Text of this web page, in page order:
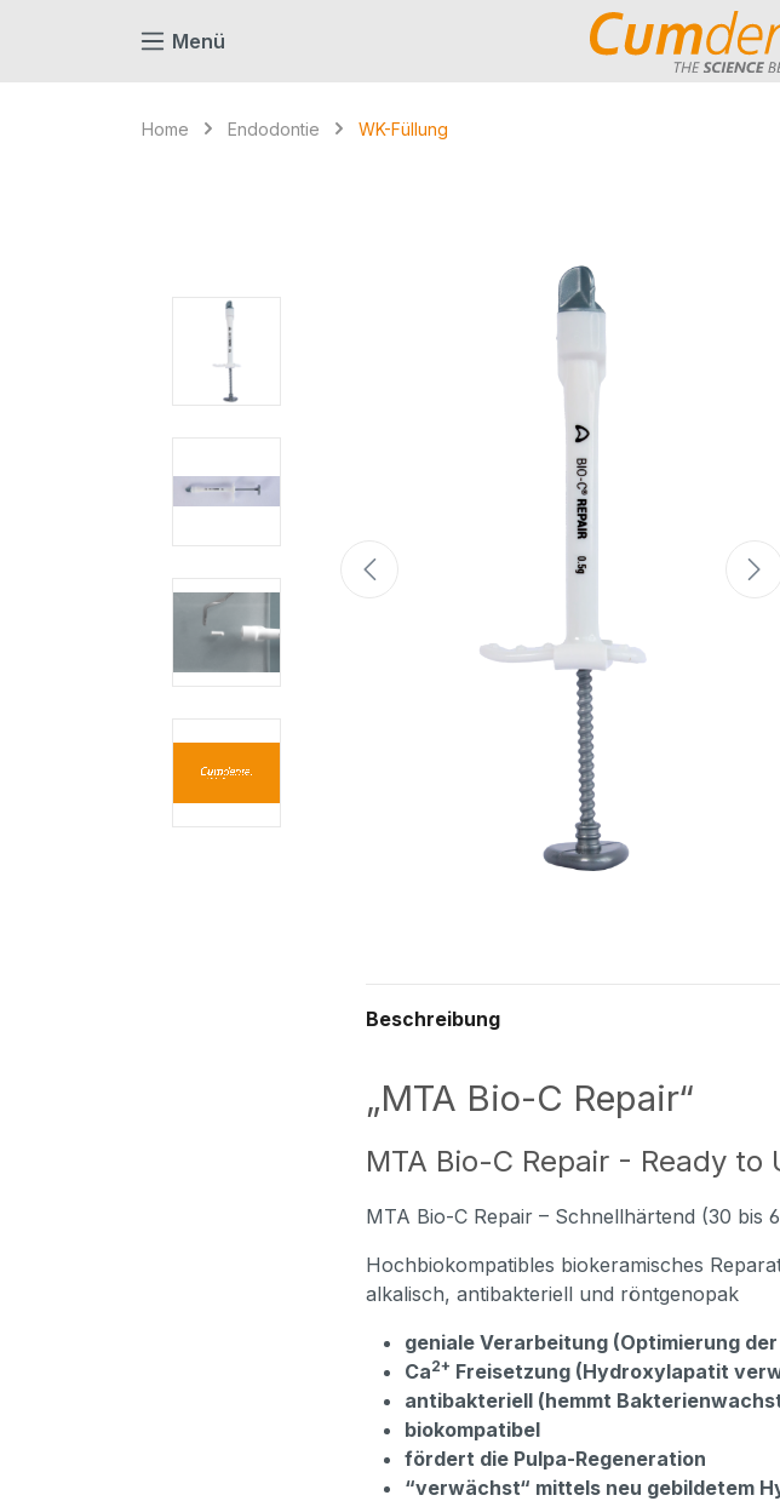
Zur Hauptnavigation springen
Menü
Home Endodontie WK-Füllung
Beschreibung
„MTA Bio-C Repair“
MTA Bio-C Repair - Ready to
MTA Bio-C Repair – Schnellhärtend (30 bis
Hochbiokompatibles biokeramisches
alkalisch, antibakteriell und röntgenopak
geniale Verarbeitung (Optimierung
Ca2+ Freisetzung (Hydroxylapatit
antibakteriell (hemmt
biokompatibel
fördert die Pulpa-Regeneration
“verwächst“ mittels neu gebildetem